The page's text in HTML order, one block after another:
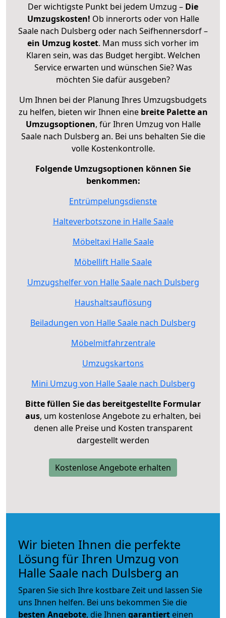
Der wichtigste Punkt bei jedem Umzug – Die
Umzugskosten! Ob innerorts oder von Halle
Saale nach Dulsberg oder nach Seifhennersdorf –
ein Umzug kostet. Man muss sich vorher im
Klaren sein, was das Budget hergibt. Welchen
Service erwarten und wünschen Sie? Was
möchten Sie dafür ausgeben?
Um Ihnen bei der Planung Ihres Umzugsbudgets
zu helfen, bieten wir Ihnen eine breite Palette an
Umzugsoptionen, für Ihren Umzug von Halle
Saale nach Dulsberg an. Bei uns behalten Sie die
volle Kostenkontrolle.
Folgende Umzugsoptionen können Sie
benkommen:
Entrümpelungsdienste
Halteverbotszone in Halle Saale
Möbeltaxi Halle Saale
Möbellift Halle Saale
Umzugshelfer von Halle Saale nach Dulsberg
Haushaltsauflösung
Beiladungen von Halle Saale nach Dulsberg
Möbelmitfahrzentrale
Umzugskartons
Mini Umzug von Halle Saale nach Dulsberg
Bitte füllen Sie das bereitgestellte Formular
aus, um kostenlose Angebote zu erhalten, bei
denen alle Preise und Kosten transparent
dargestellt werden
Kostenlose Angebote erhalten
Wir bieten Ihnen die perfekte
Lösung für Ihren Umzug von
Halle Saale nach Dulsberg an
Sparen Sie sich Ihre kostbare Zeit und lassen Sie
uns Ihnen helfen. Bei uns bekommen Sie die
besten Angebote, die Ihnen garantiert einen